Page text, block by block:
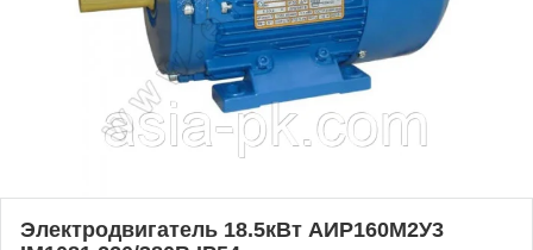
Электродвигатель 18.5кВт АИР160М2У3